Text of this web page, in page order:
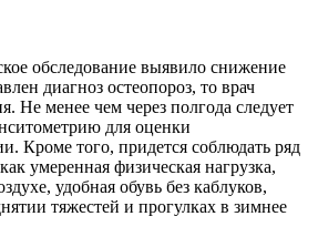
обследование выявило снижение
диагноз остеопороз, то врач
Не менее чем через полгода следует
для оценки
Кроме того, придется соблюдать ряд
умеренная физическая нагрузка,
удобная обувь без каблуков,
тяжестей и прогулках в зимнее